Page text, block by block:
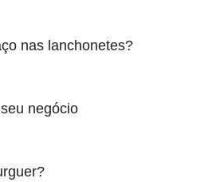
nas lanchonetes?
negócio